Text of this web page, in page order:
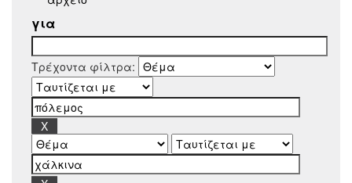
για
Τρέχοντα φίλτρα: